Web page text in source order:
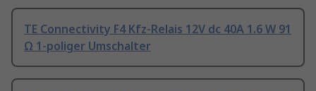
TE Connectivity F4 Kfz-Relais 12V dc 40A 1.6 W 91
Ω 1-poliger Umschalter